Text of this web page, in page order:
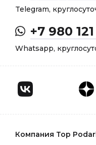
Telegram,
+7 980
Whatsapp,
Компания Top